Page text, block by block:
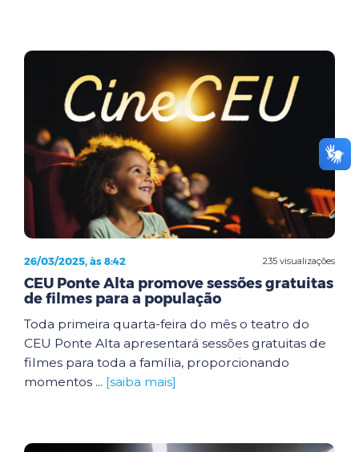
235 visualizações
26/03/2025, às 8:42
CEU Ponte Alta promove sessões gratuitas
de filmes para a população
Toda primeira quarta-feira do mês o teatro do
CEU Ponte Alta apresentará sessões gratuitas de
filmes para toda a família, proporcionando
momentos ... [saiba mais]